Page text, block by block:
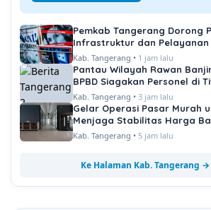
Pemkab Tangerang Dorong
Infrastruktur dan Pelayanan
Kab. Tangerang • 1 jam lalu
Pantau Wilayah Rawan
BPBD Siagakan Personel di
Kab. Tangerang • 3 jam lalu
Gelar Operasi Pasar Murah
Menjaga Stabilitas Harga
Kab. Tangerang • 5 jam lalu
Ke Halaman Kab. Tangerang →